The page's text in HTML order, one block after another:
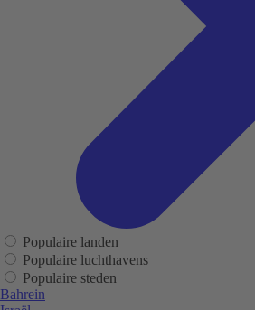
Populaire landen
Populaire luchthavens
Populaire steden
Bahrein